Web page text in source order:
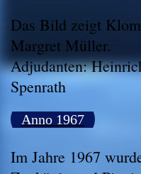
Das Bild zeigt
Margret Müller.
Adjudanten:
Spenrath
Anno 1967
Im Jahre 1967